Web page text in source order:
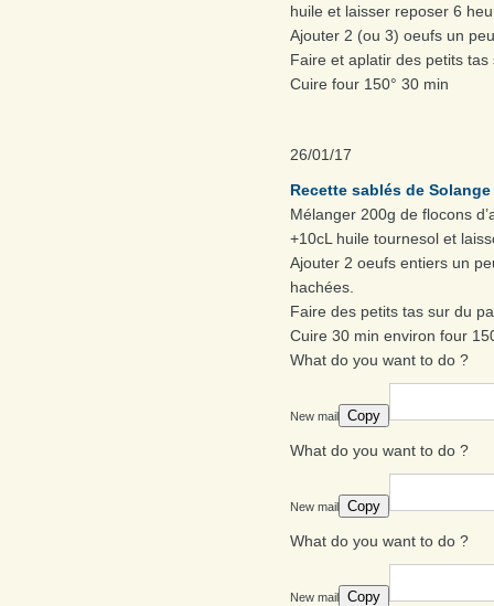
huile et laisser reposer 6
Ajouter 2 (ou 3) oeufs un
Faire et aplatir des petits
Cuire four 150° 30 min
26/01/17
Recette sablés de Solange
Mélanger 200g de flocons
+10cL huile tournesol et
Ajouter 2 oeufs entiers un
hachées.
Faire des petits tas sur du
Cuire 30 min environ four
What do you want to do ?
New mail Copy
What do you want to do ?
New mail Copy
What do you want to do ?
New mail Copy